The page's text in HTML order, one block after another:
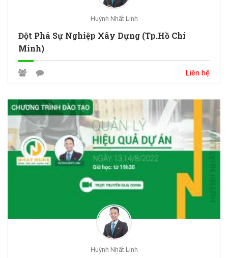
Huỳnh Nhất Linh
Đột Phá Sự Nghiệp Xây Dựng (Tp.Hồ Chí
Minh)
Liên hệ
Huỳnh Nhất Linh